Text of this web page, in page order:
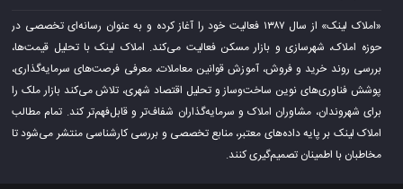
«املاک لینک» از سال ۱۳۸۷ فعالیت خود را آغاز کرده و به عنوان رسانه‌ای تخصصی در
حوزه املاک، شهرسازی و بازار مسکن فعالیت می‌کند. املاک لینک با تحلیل قیمت‌ها،
بررسی روند خرید و فروش، آموزش قوانین معاملات، معرفی فرصت‌های سرمایه‌گذاری،
پوشش فناوری‌های نوین ساخت‌وساز و تحلیل اقتصاد شهری، تلاش می‌کند بازار ملک را
برای شهروندان، مشاوران املاک و سرمایه‌گذاران شفاف‌تر و قابل‌فهم‌تر کند. تمام مطالب
املاک لینک بر پایه داده‌های معتبر، منابع تخصصی و بررسی کارشناسی منتشر می‌شود تا
مخاطبان با اطمینان تصمیم‌گیری کنند.